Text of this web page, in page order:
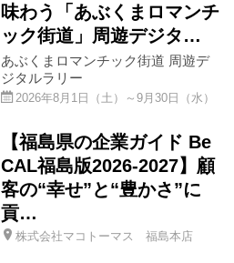
味わう「あぶくまロマンチ
ック街道」周遊デジタ…
あぶくまロマンチック街道 周遊デ
ジタルラリー
2026年8月1日（土）～9月30日（水）
【福島県の企業ガイド Be
CAL福島版2026-2027】顧
客の“幸せ”と“豊かさ”に
貢…
株式会社マコトーマス 福島本店